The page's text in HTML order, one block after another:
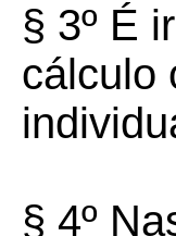
§ 3º É
cálculo
§ 4º